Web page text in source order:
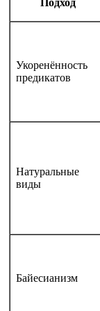
Укоренённость
предикатов
Натуральные
виды
Байесианизм